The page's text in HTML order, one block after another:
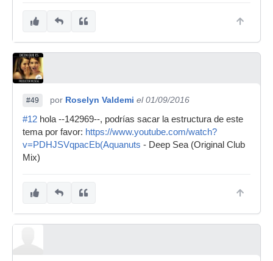
#49 por Roselyn Valdemi el 01/09/2016
#12 hola --142969--, podrías sacar la estructura de este
tema por favor: https://www.youtube.com/watch?
v=PDHJSVqpacEb(Aquanuts - Deep Sea (Original Club
Mix)